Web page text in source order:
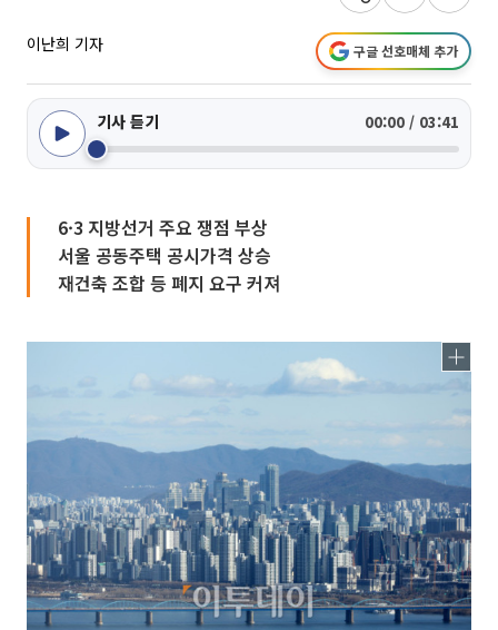
이난희 기자 구글 선호매체 추가
기사 듣기 00:00 / 03:41
6·3 지방선거 주요 쟁점 부상
서울 공동주택 공시가격 상승
재건축 조합 등 폐지 요구 커져